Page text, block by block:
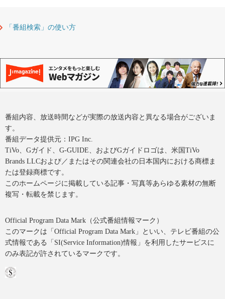
「番組検索」の使い方
番組内容、放送時間などが実際の放送内容と異なる場合がございま
す。
番組データ提供元：IPG Inc.
TiVo、Gガイド、G-GUIDE、およびGガイドロゴは、米国TiVo
Brands LLCおよび／またはその関連会社の日本国内における商標ま
たは登録商標です。
このホームページに掲載している記事・写真等あらゆる素材の無断
複写・転載を禁じます。
Official Program Data Mark（公式番組情報マーク）
このマークは「Official Program Data Mark」といい、テレビ番組の公
式情報である「SI(Service Information)情報」を利用したサービスに
のみ表記が許されているマークです。